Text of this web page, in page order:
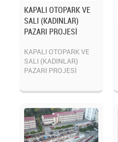
KAPALI OTOPARK VE
SALI (KADINLAR)
PAZARI PROJESİ
KAPALI OTOPARK VE
SALI (KADINLAR)
PAZARI PROJESİ